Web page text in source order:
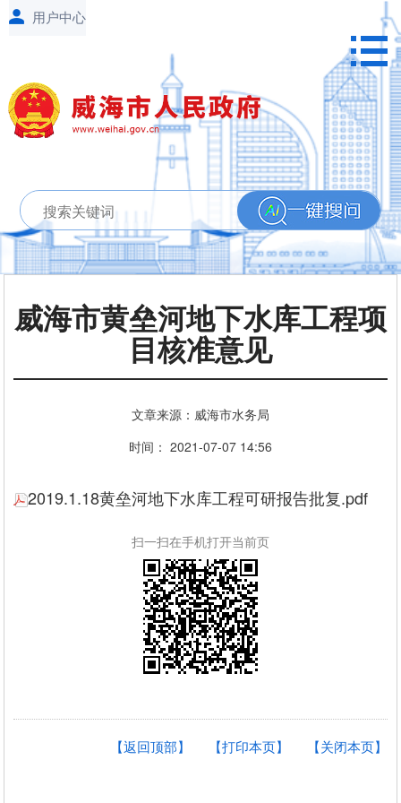
威海市黄垒河地下水库工程项
目核准意见
文章来源：威海市水务局
时间： 2021-07-07 14:56
2019.1.18黄垒河地下水库工程可研报告批复.pdf
扫一扫在手机打开当前页
【关闭本页】
【打印本页】
【返回顶部】